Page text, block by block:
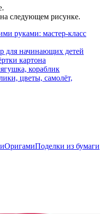
следующем рисунке.
руками: мастер-класс
для начинающих детей
картона
кораблик
цветы, самолёт,
ОригамиПоделки из бумаги